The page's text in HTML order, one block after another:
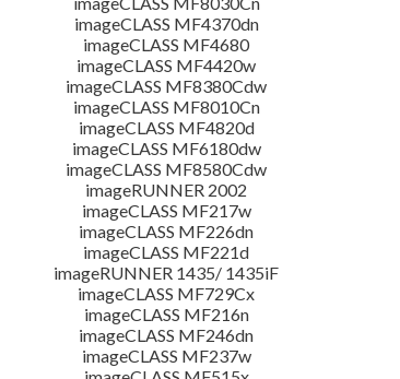
imageCLASS MF4370dn
imageCLASS MF4680
imageCLASS MF4420w
imageCLASS MF8380Cdw
imageCLASS MF8010Cn
imageCLASS MF4820d
imageCLASS MF6180dw
imageCLASS MF8580Cdw
imageRUNNER 2002
imageCLASS MF217w
imageCLASS MF226dn
imageCLASS MF221d
imageRUNNER 1435/ 1435iF
imageCLASS MF729Cx
imageCLASS MF216n
imageCLASS MF246dn
imageCLASS MF237w